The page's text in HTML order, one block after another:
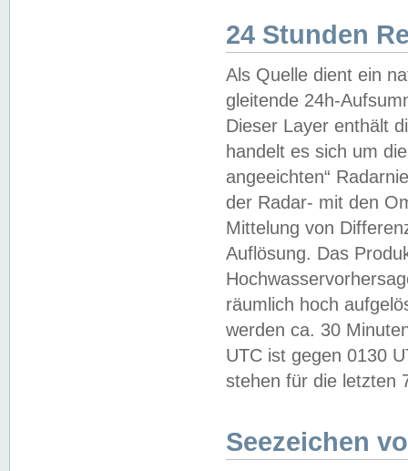
24 Stunden
Als Quelle dient ein
gleitende 24h-
Dieser Layer enthält
handelt es sich um
angeeichten“
der Radar- mit den
Mittelung von
Auflösung. Das
räumlich hoch
werden ca. 30
UTC ist gegen 0130
stehen für die letzten
Seezeichen